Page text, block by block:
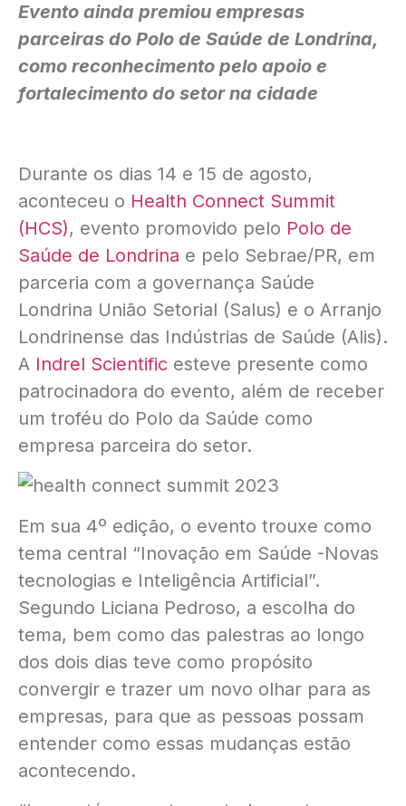
Evento ainda premiou empresas
parceiras do Polo de Saúde de Londrina,
como reconhecimento pelo apoio e
fortalecimento do setor na cidade
Durante os dias 14 e 15 de agosto,
aconteceu o Health Connect Summit
(HCS), evento promovido pelo Polo de
Saúde de Londrina e pelo Sebrae/PR, em
parceria com a governança Saúde
Londrina União Setorial (Salus) e o Arranjo
Londrinense das Indústrias de Saúde (Alis).
A Indrel Scientific esteve presente como
patrocinadora do evento, além de receber
um troféu do Polo da Saúde como
empresa parceira do setor.
Em sua 4º edição, o evento trouxe como
tema central “Inovação em Saúde -Novas
tecnologias e Inteligência Artificial”.
Segundo Liciana Pedroso, a escolha do
tema, bem como das palestras ao longo
dos dois dias teve como propósito
convergir e trazer um novo olhar para as
empresas, para que as pessoas possam
entender como essas mudanças estão
acontecendo.